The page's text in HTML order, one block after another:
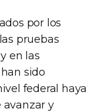
por los
pruebas
en las
sido
federal haya
avanzar y